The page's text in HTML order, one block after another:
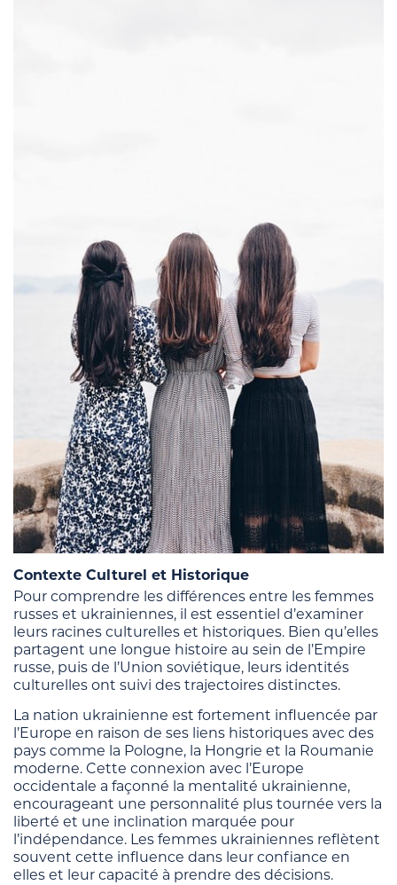
Contexte Culturel et Historique
Pour comprendre les différences entre les femmes
russes et ukrainiennes, il est essentiel d’examiner
leurs racines culturelles et historiques. Bien qu’elles
partagent une longue histoire au sein de l’Empire
russe, puis de l’Union soviétique, leurs identités
culturelles ont suivi des trajectoires distinctes.
La nation ukrainienne est fortement influencée par
l’Europe en raison de ses liens historiques avec des
pays comme la Pologne, la Hongrie et la Roumanie
moderne. Cette connexion avec l’Europe
occidentale a façonné la mentalité ukrainienne,
encourageant une personnalité plus tournée vers la
liberté et une inclination marquée pour
l’indépendance. Les femmes ukrainiennes reflètent
souvent cette influence dans leur confiance en
elles et leur capacité à prendre des décisions.